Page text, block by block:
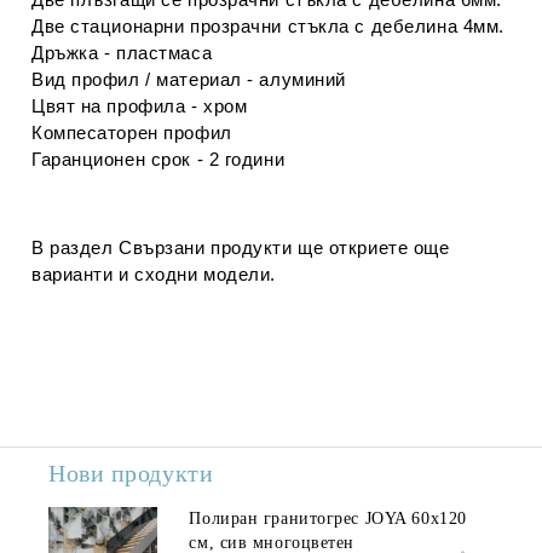
Две стационарни прозрачни стъкла с дебелина 4мм.
Дръжка - пластмаса
Вид профил / материал - алуминий
Цвят на профила - хром
Компесаторен профил
Гаранционен срок - 2 години
В разделСвързани продукти ще откриете още
варианти и сходни модели.
Нови продукти
Полиран гранитогрес JOYA 60x120
см, сив многоцветен